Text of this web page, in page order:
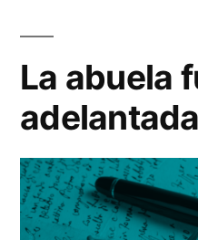
La abuela
adelantada